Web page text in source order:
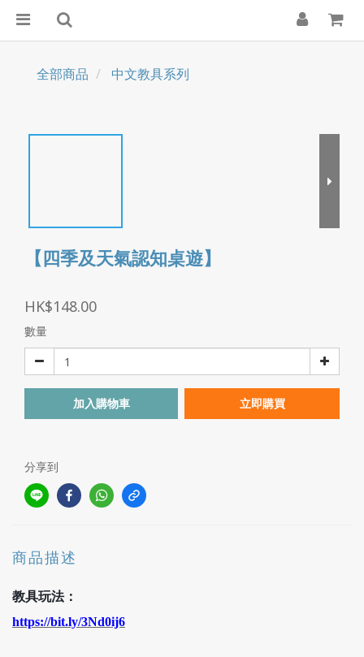
全部商品 中文教具系列
【四季及天氣認知桌遊】
HK$148.00
數量
加入購物車 立即購買
分享到
商品描述
教具玩法：
https://bit.ly/3Nd0ij6